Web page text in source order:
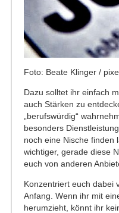
Foto: Beate Klinger /
Dazu solltet ihr einfach
auch Stärken zu
„berufswürdig“
besonders
noch eine Nische finden
wichtiger, gerade diese
euch von anderen
Konzentriert euch dabei
Anfang. Wenn ihr mit
herumzieht, könnt ihr